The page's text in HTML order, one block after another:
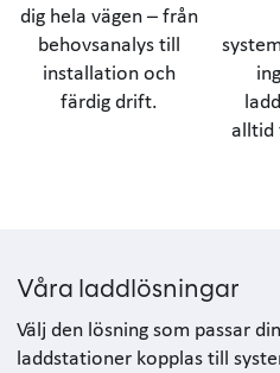
dig hela vägen – från
behovsanalys till
installation och
färdig drift.
alltid
Våra laddlösningar
Välj den lösning som passar
laddstationer kopplas till